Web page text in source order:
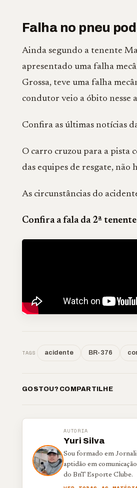
Falha no pneu
Ainda segundo a tenente
apresentado uma falha
Grossa, teve uma falha
condutor veio a óbito nesse
Confira as últimas notícias
O carro cruzou para a pista
das equipes de resgate, não
As circunstâncias do
Confira a fala da 2ª
TAGS acidente BR-376
GOSTOU? COMPARTILHE
AUTORIA
Yuri Silva
Sou formado em
aptidão em
do BnT Esporte Clube.